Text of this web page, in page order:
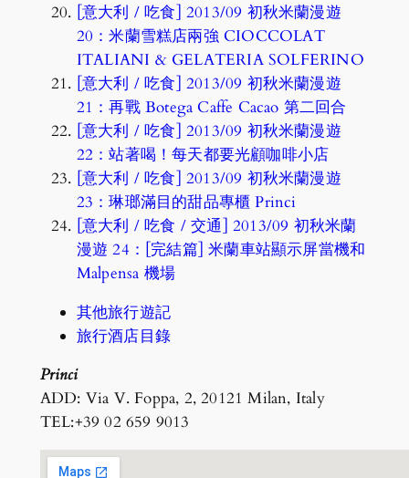
[意大利 / 吃食] 2013/09 初秋米蘭漫遊
20：米蘭雪糕店兩強 CIOCCOLAT
ITALIANI & GELATERIA SOLFERINO
[意大利 / 吃食] 2013/09 初秋米蘭漫遊
21：再戰 Botega Caffe Cacao 第二回合
[意大利 / 吃食] 2013/09 初秋米蘭漫遊
22：站著喝！每天都要光顧咖啡小店
[意大利 / 吃食] 2013/09 初秋米蘭漫遊
23：琳瑯滿目的甜品專櫃 Princi
[意大利 / 吃食 / 交通] 2013/09 初秋米蘭
漫遊 24：[完結篇] 米蘭車站顯示屏當機和
Malpensa 機場
其他旅行遊記
旅行酒店目錄
Princi
ADD: Via V. Foppa, 2, 20121 Milan, Italy
TEL:+39 02 659 9013